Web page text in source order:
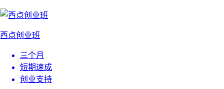
西点创业班
三个月
短期速成
创业支持